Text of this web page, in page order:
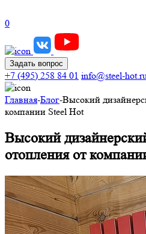
0
Задать вопрос
+7 (495) 258 84 01 info@steel-
Главная-Блог-Высокий
компании Steel Hot
Высокий
отопления от